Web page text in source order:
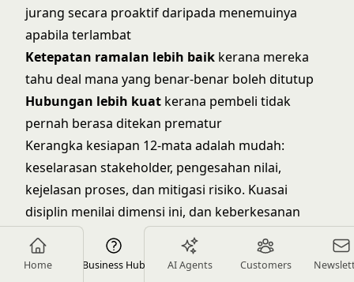
Home Business Hub AI Agents Customers
jurang secara proaktif daripada menemuinya
apabila terlambat
Ketepatan ramalan lebih baik kerana mereka
tahu deal mana yang benar-benar boleh ditutup
Hubungan lebih kuat kerana pembeli tidak
pernah berasa ditekan prematur
Kerangka kesiapan 12-mata adalah mudah:
keselarasan stakeholder, pengesahan nilai,
kejelasan proses, dan mitigasi risiko. Kuasai
disiplin menilai dimensi ini, dan keberkesanan
penutupan anda berubah.
Jangan meneka sama ada deal siap. Ukur.